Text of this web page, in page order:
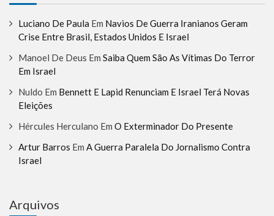
Luciano De Paula Em Navios De Guerra Iranianos Geram
Crise Entre Brasil, Estados Unidos E Israel
Manoel De Deus Em Saiba Quem São As Vítimas Do Terror
Em Israel
Nuldo Em Bennett E Lapid Renunciam E Israel Terá Novas
Eleições
Hércules Herculano Em O Exterminador Do Presente
Artur Barros Em A Guerra Paralela Do Jornalismo Contra
Israel
Arquivos